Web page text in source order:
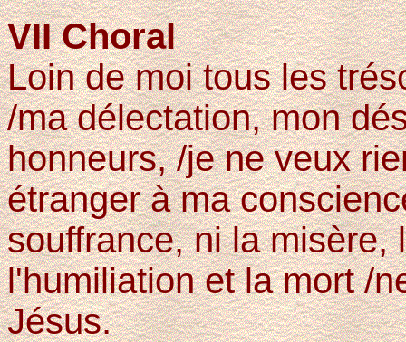
VII Choral
Loin de moi tous les
/ma délectation, mon
honneurs, /je ne veux
étranger à ma
souffrance, ni la misère,
l'humiliation et la mort /
Jésus.